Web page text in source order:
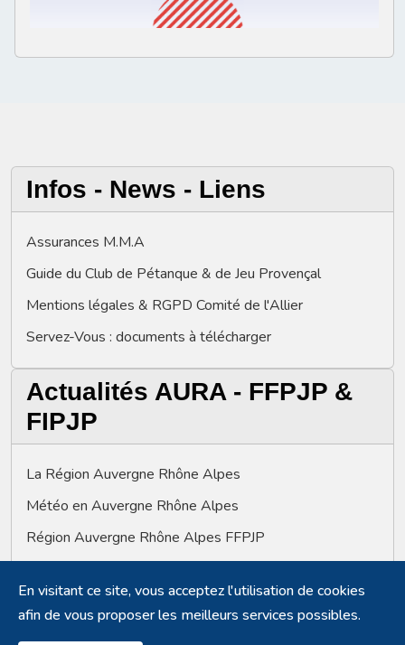
Infos - News - Liens
Assurances M.M.A
Guide du Club de Pétanque & de Jeu Provençal
Mentions légales & RGPD Comité de l'Allier
Servez-Vous : documents à télécharger
Actualités AURA - FFPJP &
FIPJP
La Région Auvergne Rhône Alpes
Météo en Auvergne Rhône Alpes
Région Auvergne Rhône Alpes FFPJP
Fédération Internationale Pétanque & Jeu Provençal
En visitant ce site, vous acceptez l'utilisation de cookies
afin de vous proposer les meilleurs services possibles.